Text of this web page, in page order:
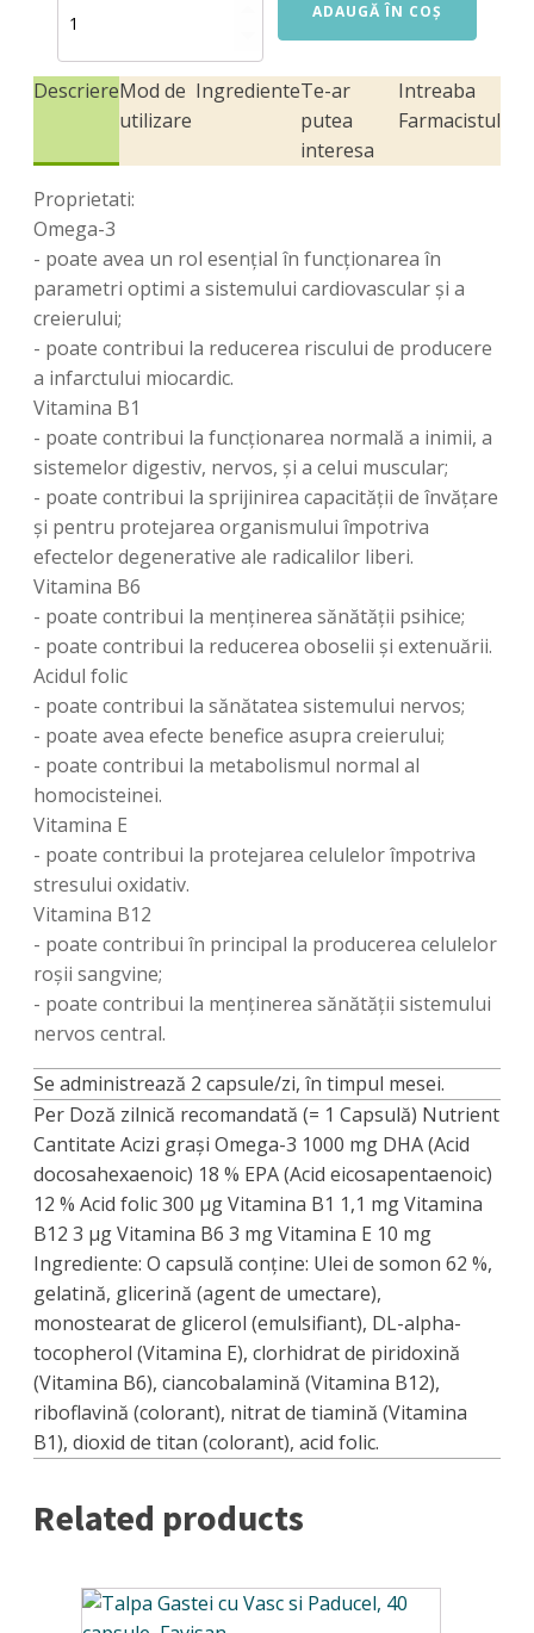
Cardio
3,
60
ADAUGĂ ÎN COȘ
DescriereMod de
utilizare
IngredienteTe-ar
putea
interesa
Intreaba
Farmacistul
Proprietati:
Omega-3
- poate avea un rol esenţial în funcţionarea în
parametri optimi a sistemului cardiovascular şi a
creierului;
- poate contribui la reducerea riscului de producere
a infarctului miocardic.
Vitamina B1
- poate contribui la funcţionarea normală a inimii, a
sistemelor digestiv, nervos, şi a celui muscular;
- poate contribui la sprijinirea capacităţii de învăţare
şi pentru protejarea organismului împotriva
efectelor degenerative ale radicalilor liberi.
Vitamina B6
- poate contribui la menţinerea sănătăţii psihice;
- poate contribui la reducerea oboselii şi extenuării.
Acidul folic
- poate contribui la sănătatea sistemului nervos;
- poate avea efecte benefice asupra creierului;
- poate contribui la metabolismul normal al
homocisteinei.
Vitamina E
- poate contribui la protejarea celulelor împotriva
stresului oxidativ.
Vitamina B12
- poate contribui în principal la producerea celulelor
roşii sangvine;
- poate contribui la menţinerea sănătăţii sistemului
nervos central.
Se administrează 2 capsule/zi, în timpul mesei.
Per Doză zilnică recomandată (= 1 Capsulă) Nutrient
Cantitate Acizi graşi Omega-3 1000 mg DHA (Acid
docosahexaenoic) 18 % EPA (Acid eicosapentaenoic)
12 % Acid folic 300 µg Vitamina B1 1,1 mg Vitamina
B12 3 µg Vitamina B6 3 mg Vitamina E 10 mg
Ingrediente: O capsulă conține: Ulei de somon 62 %,
gelatină, glicerină (agent de umectare),
monostearat de glicerol (emulsifiant), DL-alpha-
tocopherol (Vitamina E), clorhidrat de piridoxină
(Vitamina B6), ciancobalamină (Vitamina B12),
riboflavină (colorant), nitrat de tiamină (Vitamina
B1), dioxid de titan (colorant), acid folic.
Related products